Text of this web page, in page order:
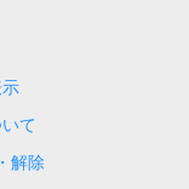
て
解除